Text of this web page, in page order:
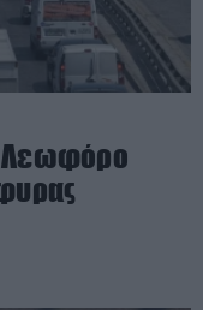
Λεωφόρο